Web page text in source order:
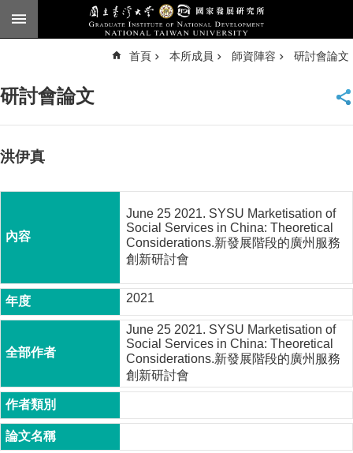
跳到主要內容區塊
臺
頁
簡
介
所
博
士
班
首頁 本所成員 師資陣容 研討會論文
研討會論文
洪伊真
June 25 2021. SYSU Marketisation of
Social Services in China: Theoretical
Considerations.新發展階段的廣州服務
創新研討會
2021
June 25 2021. SYSU Marketisation of
Social Services in China: Theoretical
Considerations.新發展階段的廣州服務
創新研討會